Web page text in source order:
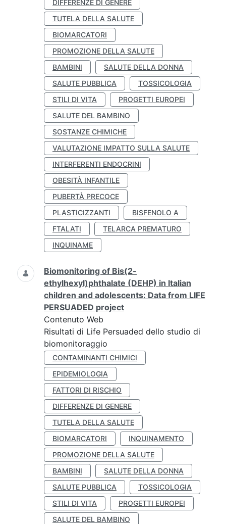
DIFFERENZE DI GENERE
TUTELA DELLA SALUTE
BIOMARCATORI
PROMOZIONE DELLA SALUTE
BAMBINI
SALUTE DELLA DONNA
SALUTE PUBBLICA
TOSSICOLOGIA
STILI DI VITA
PROGETTI EUROPEI
SALUTE DEL BAMBINO
SOSTANZE CHIMICHE
VALUTAZIONE IMPATTO SULLA SALUTE
INTERFERENTI ENDOCRINI
OBESITÀ INFANTILE
PUBERTÀ PRECOCE
PLASTICIZZANTI
BISFENOLO A
FTALATI
TELARCA PREMATURO
INQUINAME
Biomonitoring of Bis(2-
ethylhexyl)phthalate (DEHP) in Italian
children and adolescents: Data from LIFE
PERSUADED project
Contenuto Web
Risultati di Life Persuaded dello studio di
biomonitoraggio
CONTAMINANTI CHIMICI
EPIDEMIOLOGIA
FATTORI DI RISCHIO
DIFFERENZE DI GENERE
TUTELA DELLA SALUTE
BIOMARCATORI
INQUINAMENTO
PROMOZIONE DELLA SALUTE
BAMBINI
SALUTE DELLA DONNA
SALUTE PUBBLICA
TOSSICOLOGIA
STILI DI VITA
PROGETTI EUROPEI
SALUTE DEL BAMBINO